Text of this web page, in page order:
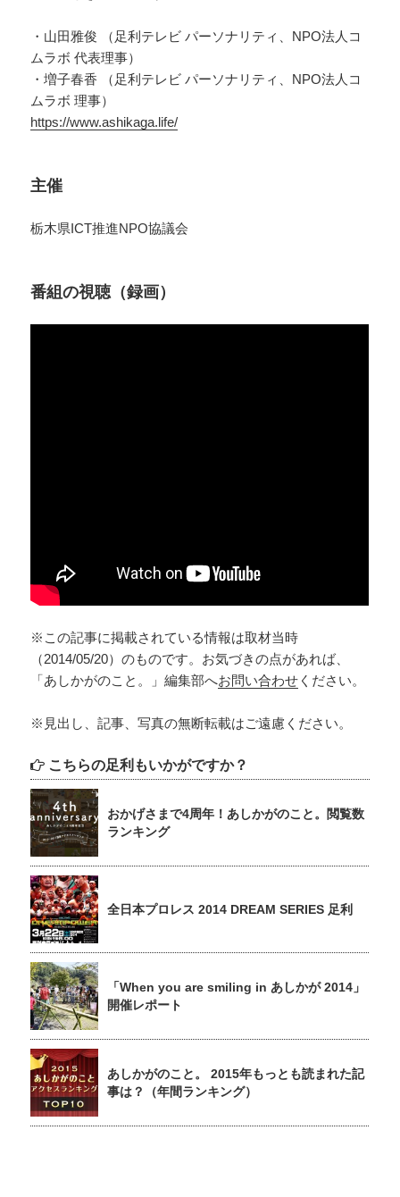
・山田雅俊 （足利テレビ パーソナリティ、NPO法人コ
ムラボ 代表理事）
・増子春香 （足利テレビ パーソナリティ、NPO法人コ
ムラボ 理事）
https://www.ashikaga.life/
主催
栃木県ICT推進NPO協議会
番組の視聴（録画）
※この記事に掲載されている情報は取材当時
（2014/05/20）のものです。お気づきの点があれば、
「あしかがのこと。」編集部へお問い合わせ ください。
※見出し、記事、写真の無断転載はご遠慮ください。
こちらの足利もいかがですか？
おかげさまで4周年！あしかがのこと。閲覧数
ランキング
全日本プロレス 2014 DREAM SERIES 足利
「When you are smiling in あしかが 2014」
開催レポート
あしかがのこと。 2015年もっとも読まれた記
事は？（年間ランキング）